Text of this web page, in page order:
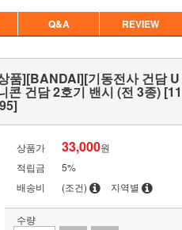
Q&A REVIEW
품][BANDAI][기동전사 건담 U
건담 2호기 밴시 (전 3종) [11
상품가 33,000원
적립금
5%
배송비
(조건) 지역별
수량